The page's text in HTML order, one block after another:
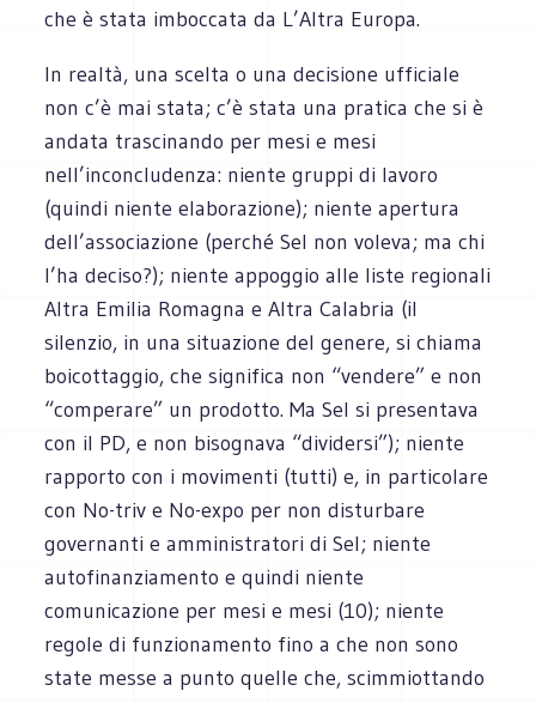
che è stata imboccata da L’Altra Europa.
In realtà, una scelta o una decisione ufficiale
non c’è mai stata; c’è stata una pratica che si è
andata trascinando per mesi e mesi
nell’inconcludenza: niente gruppi di lavoro
(quindi niente elaborazione); niente apertura
dell’associazione (perché Sel non voleva; ma chi
l’ha deciso?); niente appoggio alle liste regionali
Altra Emilia Romagna e Altra Calabria (il
silenzio, in una situazione del genere, si chiama
boicottaggio, che significa non “vendere” e non
“comperare” un prodotto. Ma Sel si presentava
con il PD, e non bisognava “dividersi”); niente
rapporto con i movimenti (tutti) e, in particolare
con No-triv e No-expo per non disturbare
governanti e amministratori di Sel; niente
autofinanziamento e quindi niente
comunicazione per mesi e mesi (10); niente
regole di funzionamento fino a che non sono
state messe a punto quelle che, scimmiottando